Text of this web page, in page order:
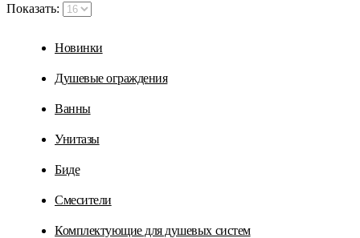
Показать:
Новинки
Душевые ограждения
Ванны
Унитазы
Биде
Cмесители
Комплектующие для душевых систем